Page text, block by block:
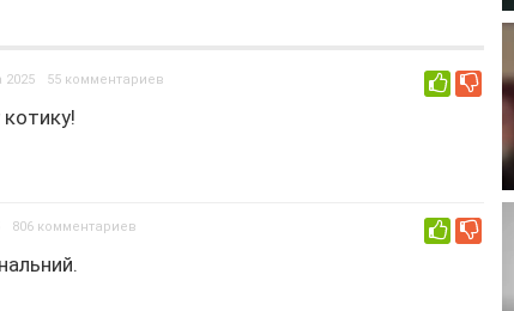
2025 55 комментариев 0
806 комментариев 0